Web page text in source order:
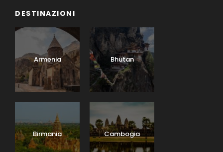
DESTINAZIONI
Armenia Bhutan
Birmania Cambogia